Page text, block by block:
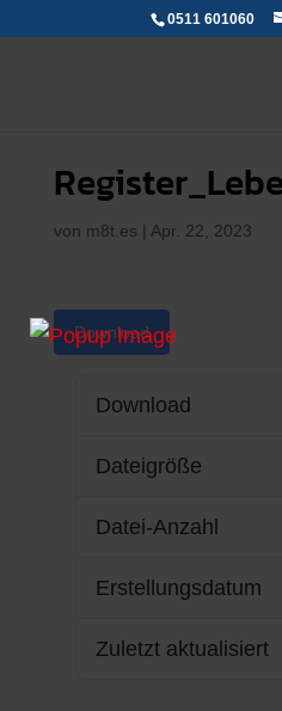
0511 601060
von m8t.es | Apr. 22, 2023
Download
Download
Dateigröße
Datei-Anzahl
Erstellungsdatum
Zuletzt aktualisiert